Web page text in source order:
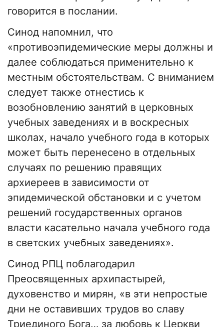
говорится в послании.
Синод напомнил, что
«противоэпидемические меры должны и
далее соблюдаться применительно к
местным обстоятельствам. С вниманием
следует также отнестись к
возобновлению занятий в церковных
учебных заведениях и в воскресных
школах, начало учебного года в которых
может быть перенесено в отдельных
случаях по решению правящих
архиереев в зависимости от
эпидемической обстановки и с учетом
решений государственных органов
власти касательно начала учебного года
в светских учебных заведениях».
Синод РПЦ поблагодарил
Преосвященных архипастырей,
духовенство и мирян, «в эти непростые
дни не оставивших трудов во славу
Триединого Бога… за любовь к Церкви